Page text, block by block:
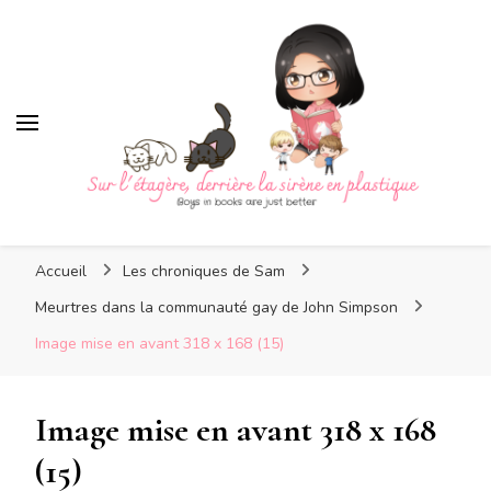
Sur l'étagère, derrière la
sirène en plastique
sirène en plastique
Accueil
Les chroniques de Sam
Meurtres dans la communauté gay de John Simpson
Image mise en avant 318 x 168 (15)
Image mise en avant 318 x 168
(15)